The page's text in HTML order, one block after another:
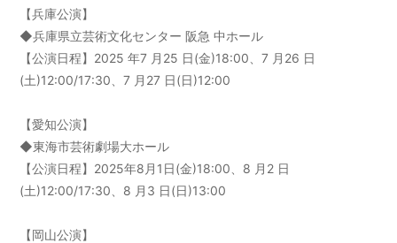
会員登録 ログイン
【兵庫公演】
◆兵庫県立芸術文化センター 阪急 中ホール
【公演日程】2025 年7 月25 日(金)18:00、7 月26 日
(土)12:00/17:30、7 月27 日(日)12:00
【愛知公演】
◆東海市芸術劇場大ホール
【公演日程】2025年8月1日(金)18:00、8 月2 日
(土)12:00/17:30、8 月3 日(日)13:00
【岡山公演】